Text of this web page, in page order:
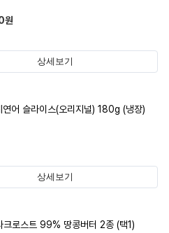
원
상세보기
어 슬라이스(오리지널) 180g (냉장)
상세보기
크로스트 99% 땅콩버터 2종 (택1)